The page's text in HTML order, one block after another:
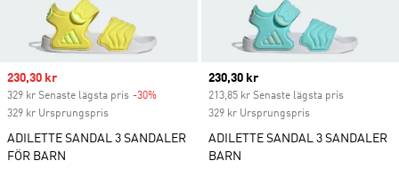
Sale price
230,30 kr
329 kr Senaste lägsta pris -30%
329 kr Ursprungspris
ADILETTE SANDAL 3 SANDALER
FÖR BARN
Current price
230,30 kr
213,85 kr Senaste lägsta pris
329 kr Ursprungspris
ADILETTE SANDAL 3 SANDALER
BARN